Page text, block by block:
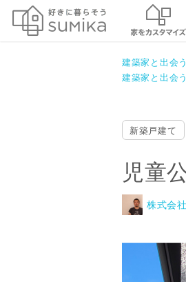
建築家と出会
建築家と出会
児童
株式会
新築戸建て
児童
株式会